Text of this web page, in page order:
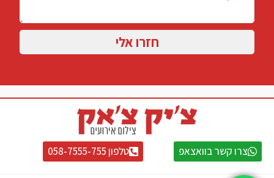
חזרו אלי
צרו קשר בוואצאפ טלפון 058-7555-755